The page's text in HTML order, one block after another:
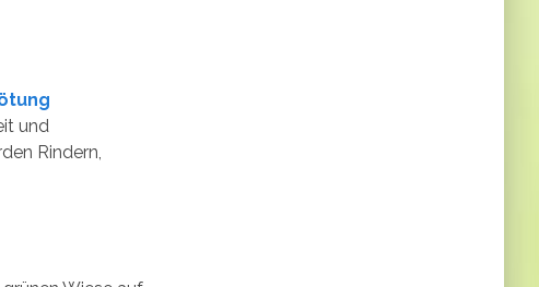
und
Rindern,